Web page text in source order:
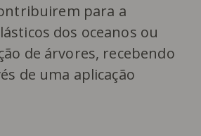
para a
dos oceanos ou
de árvores, recebendo
de uma aplicação